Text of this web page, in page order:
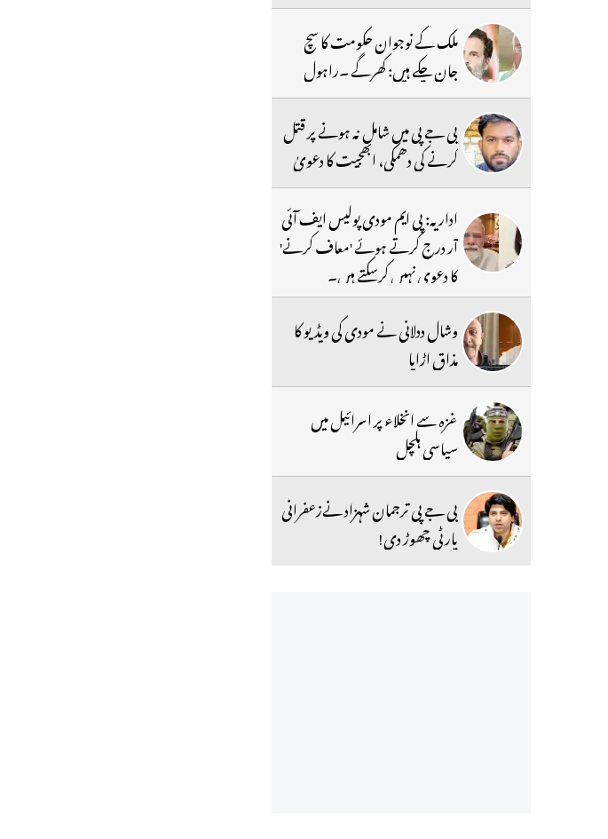
ملک کے نوجوان حکومت کا سچ
جان چکے ہیں: کھرگے ۔راہول
بی جے پی میں شامل نہ ہونے پر قتل
کرنے کی دھمکی، ابھجیت کا دعویٰ
اداریہ: پی ایم مودی پولیس ایف آئی
آر درج کرتے ہوئے 'معاف کرنے'
کا دعوی نہیں کرسکتے ہیں۔
وشال ددلانی نے مودی کی ویڈیو کا
مذاق اڑایا
غزہ سے انخلاء پر اسرائیل میں
سیاسی ہلچل
بی جے پی ترجمان شہزاد نےزعفرانی
پارٹی چھوڑ دی!